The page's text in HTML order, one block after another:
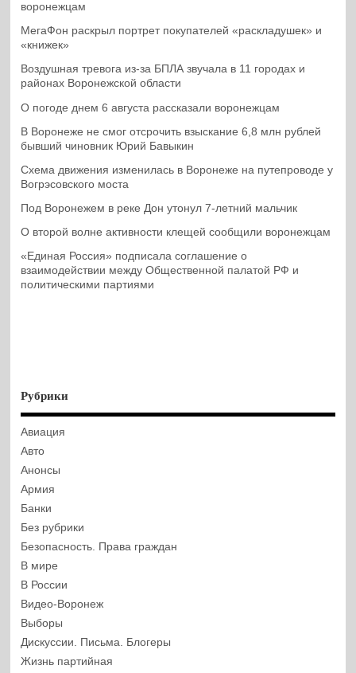
воронежцам
МегаФон раскрыл портрет покупателей «раскладушек» и
«книжек»
Воздушная тревога из-за БПЛА звучала в 11 городах и
районах Воронежской области
О погоде днем 6 августа рассказали воронежцам
В Воронеже не смог отсрочить взыскание 6,8 млн рублей
бывший чиновник Юрий Бавыкин
Схема движения изменилась в Воронеже на путепроводе у
Вогрэсовского моста
Под Воронежем в реке Дон утонул 7-летний мальчик
О второй волне активности клещей сообщили воронежцам
«Единая Россия» подписала соглашение о
взаимодействии между Общественной палатой РФ и
политическими партиями
Рубрики
Авиация
Авто
Анонсы
Армия
Банки
Без рубрики
Безопасность. Права граждан
В мире
В России
Видео-Воронеж
Выборы
Дискуссии. Письма. Блогеры
Жизнь партийная